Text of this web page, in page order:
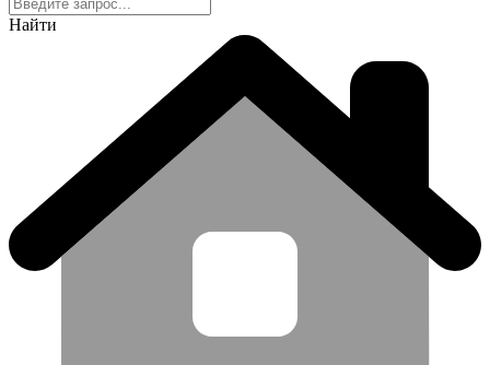
Найти